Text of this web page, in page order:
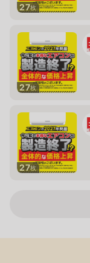
27枚
27枚
27枚